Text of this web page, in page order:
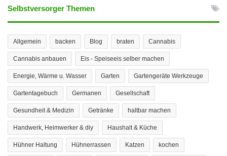
Selbstversorger Themen
Allgemein backen Blog braten Cannabis
Cannabis anbauen Eis - Speiseeis selber machen
Energie, Wärme u. Wasser Garten Gartengeräte Werkzeuge
Gartentagebuch Germanen Gesellschaft
Gesundheit & Medizin Getränke haltbar machen
Handwerk, Heimwerker & diy Haushalt & Küche
Hühner Haltung Hühnerrassen Katzen kochen